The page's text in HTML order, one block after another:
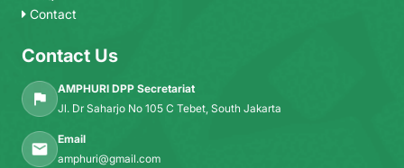
Contact
Contact Us
AMPHURI DPP Secretariat
Jl. Dr Saharjo No 105 C Tebet, South Jakarta
Email
amphuri@gmail.com